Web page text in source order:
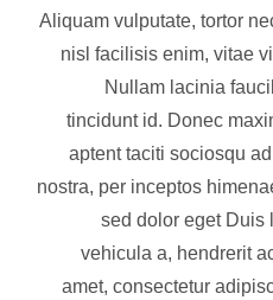
Aliquam vulputate, tortor
nisl facilisis enim, vitae
Nullam lacinia
tincidunt id. Donec
aptent taciti sociosqu
nostra, per inceptos
sed dolor eget Duis
vehicula a, hendrerit
amet, consectetur